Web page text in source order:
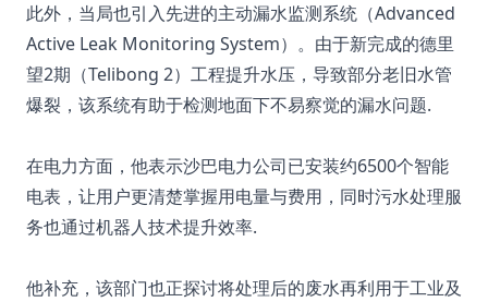
此外，当局也引入先进的主动漏水监测系统（Advanced
Active Leak Monitoring System）。由于新完成的德里
望2期（Telibong 2）工程提升水压，导致部分老旧水管
爆裂，该系统有助于检测地面下不易察觉的漏水问题.
在电力方面，他表示沙巴电力公司已安装约6500个智能
电表，让用户更清楚掌握用电量与费用，同时污水处理服
务也通过机器人技术提升效率.
他补充，该部门也正探讨将处理后的废水再利用于工业及